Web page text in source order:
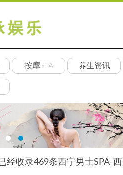
按摩SPA 养生资讯
经收录469条西宁男士SPA-西